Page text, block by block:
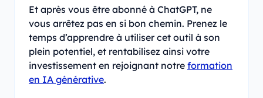
Et après vous être abonné à ChatGPT, ne
vous arrêtez pas en si bon chemin. Prenez le
temps d’apprendre à utiliser cet outil à son
plein potentiel, et rentabilisez ainsi votre
investissement en rejoignant notre formation
en IA générative.